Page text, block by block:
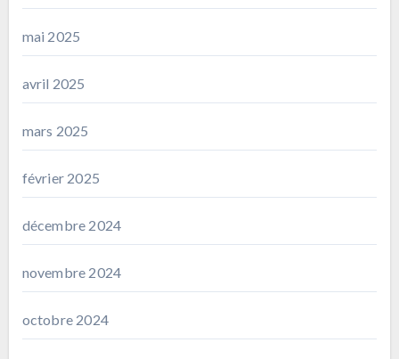
mai 2025
avril 2025
mars 2025
février 2025
décembre 2024
novembre 2024
octobre 2024